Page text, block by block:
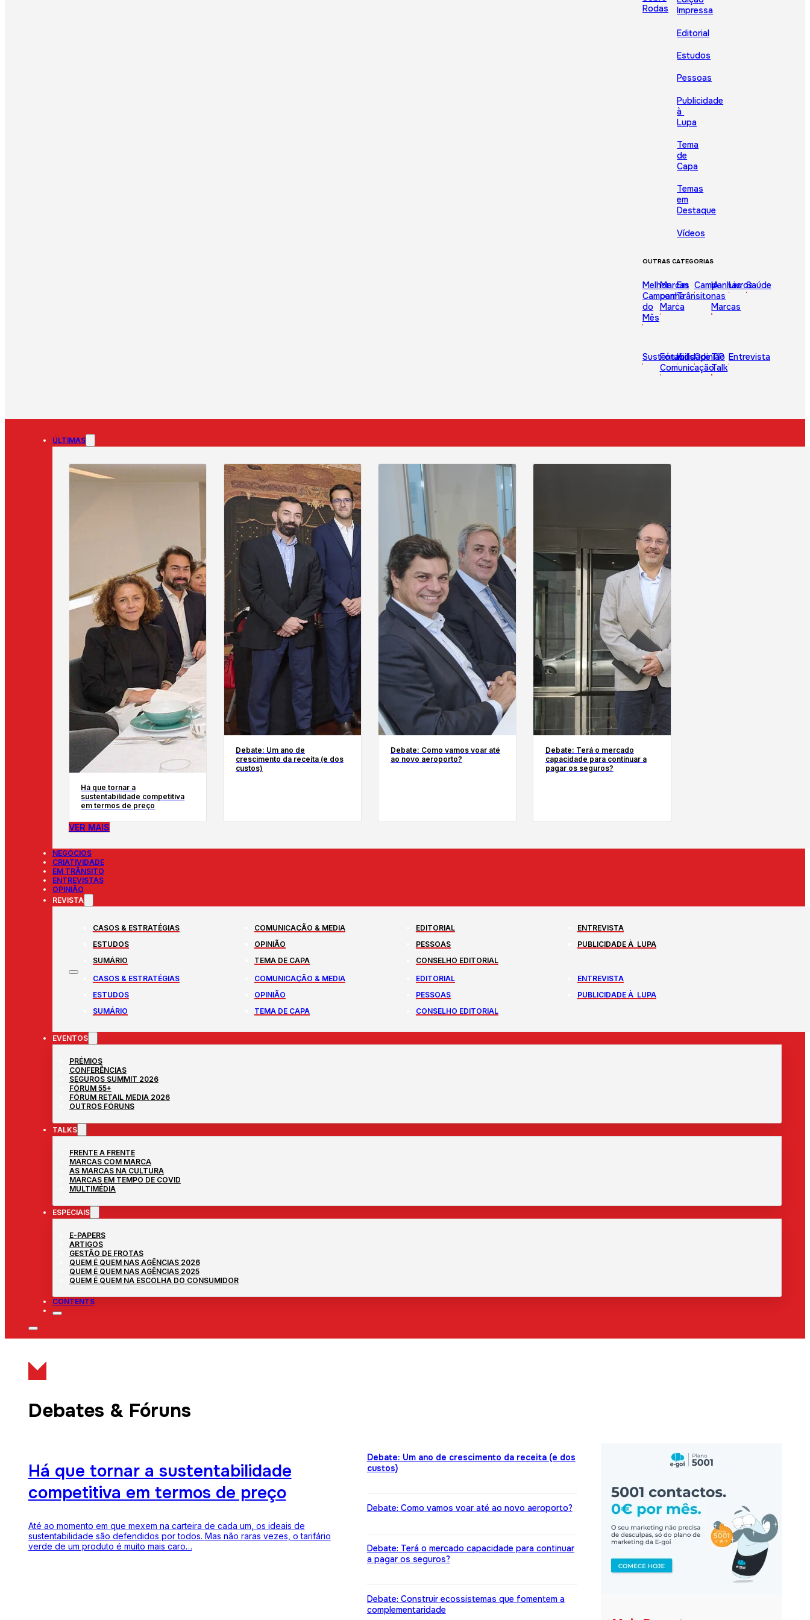
Rodas
Impressa
Editorial
Estudos
Pessoas
Publicidade
à
Lupa
Tema
de
Capa
Temas
em
Destaque
Vídeos
OUTRAS CATEGORIAS
Melhor
Campanha
do
Mês
Marcas
com
Marca
Em
Trânsito
Campanhas
IA
nas
Marcas
LivrosSaúde
Sustentabilidade
Fórum
Comunicação
KidsOpinião
TIP
Talk
Entrevista
ÚLTIMAS
Há que tornar a
sustentabilidade competitiva
em termos de preço
Debate: Um ano de
crescimento da receita (e dos
custos)
Debate: Como vamos voar até
ao novo aeroporto?
Debate: Terá o mercado
capacidade para continuar a
pagar os seguros?
VER MAIS
NEGÓCIOS
CRIATIVIDADE
EM TRÂNSITO
ENTREVISTAS
OPINIÃO
REVISTA
CASOS & ESTRATÉGIAS COMUNICAÇÃO & MEDIA EDITORIAL
ENTREVISTA
ESTUDOS
OPINIÃO PESSOAS
PUBLICIDADE À LUPA
SUMÁRIO
TEMA DE CAPA
CONSELHO EDITORIAL
CASOS & ESTRATÉGIAS
COMUNICAÇÃO & MEDIA EDITORIAL
ENTREVISTA
ESTUDOS
OPINIÃO PESSOAS
PUBLICIDADE À LUPA
SUMÁRIO
TEMA DE CAPA CONSELHO EDITORIAL
EVENTOS
PRÉMIOS
CONFERÊNCIAS
SEGUROS SUMMIT 2026
FÓRUM 55+
FÓRUM RETAIL MEDIA 2026
OUTROS FÓRUNS
TALKS
FRENTE A FRENTE
MARCAS COM MARCA
AS MARCAS NA CULTURA
MARCAS EM TEMPO DE COVID
MULTIMÉDIA
ESPECIAIS
E-PAPERS
ARTIGOS
GESTÃO DE FROTAS
QUEM É QUEM NAS AGÊNCIAS 2026
QUEM É QUEM NAS AGÊNCIAS 2025
QUEM É QUEM NA ESCOLHA DO CONSUMIDOR
CONTENTS
Debates & Fóruns
Há que tornar a sustentabilidade
competitiva em termos de preço
Até ao momento em que mexem na carteira de cada um, os ideais de
sustentabilidade são defendidos por todos. Mas não raras vezes, o tarifário
verde de um produto é muito mais caro…
Debate: Um ano de crescimento da receita (e dos
custos)
Debate: Como vamos voar até ao novo aeroporto?
Debate: Terá o mercado capacidade para continuar
a pagar os seguros?
Debate: Construir ecossistemas que fomentem a
complementaridade